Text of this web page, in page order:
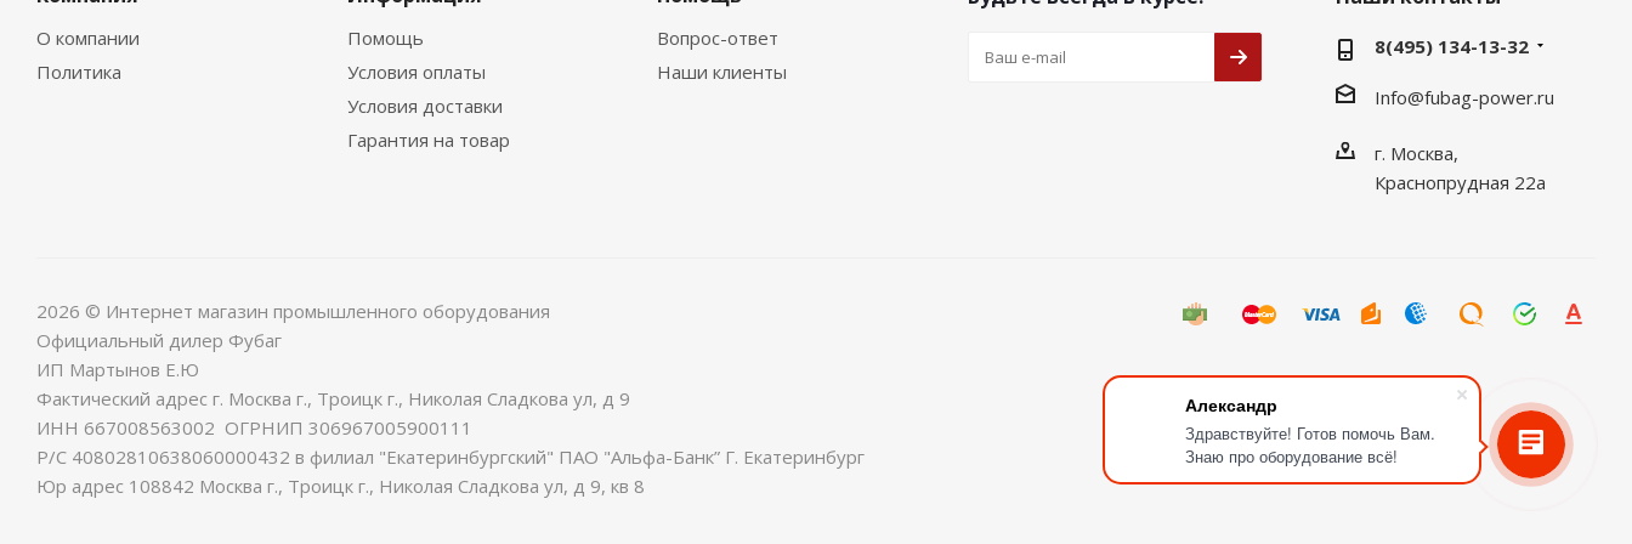
Александр
Здравствуйте! Готов помочь Вам.
Знаю про оборудование всё!
О компании
Политика
Помощь
Условия оплаты
Условия доставки
Гарантия на товар
Вопрос-ответ
Наши клиенты
8(495) 134-13-32
Info@fubag-power.ru
г. Москва,
Краснопрудная 22а
2026 © Интернет магазин промышленного оборудования
Официальный дилер Фубаг
ИП Мартынов Е.Ю
Фактический адрес г. Москва г., Троицк г., Николая Сладкова ул, д 9
ИНН 667008563002 ОГРНИП 306967005900111
Р/С 40802810638060000432 в филиал "Екатеринбургский" ПАО "Альфа-Банк” Г. Екатеринбург
Юр адрес 108842 Москва г., Троицк г., Николая Сладкова ул, д 9, кв 8